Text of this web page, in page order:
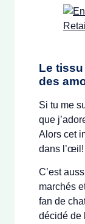
Le tissu
des
Si tu me
que
Alors cet
dans l’œil!
C’est
marchés
fan de
décidé de